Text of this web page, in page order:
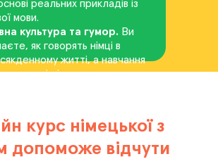
реальних прикладів із
мови.
культура та гумор. Ви
як говорять німці в
житті, а навчання
легким і цікавим.
курс німецької з
допоможе відчути